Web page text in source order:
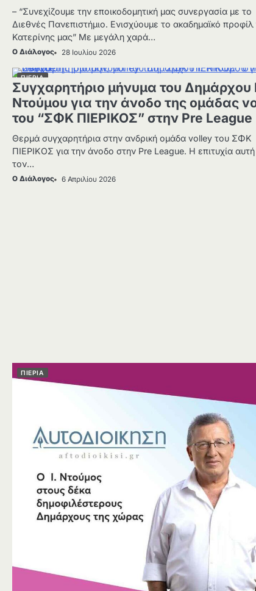
– “Συνεχίζουμε την εποικοδομητική μας συνεργασία με το
Διεθνές Πανεπιστήμιο. Ενισχύουμε το ακαδημαϊκό προφίλ
Κατερίνης μας” Με μεγάλη χαρά…
Ο Διάλογος 28 Ιουλίου 2026
ΠΙΕΡΙΑ
Συγχαρητήριο μήνυμα του Δημάρχου
Ντούμου για την άνοδο της ομάδας
του “ΣΦΚ ΠΙΕΡΙΚΟΣ” στην Pre League
Θερμά συγχαρητήρια στην ανδρική ομάδα volley του ΣΦΚ
ΠΙΕΡΙΚΟΣ για την άνοδο στην Pre League. Η επιτυχία αυτή
τον…
Ο Διάλογος 6 Απριλίου 2026
ΠΙΕΡΙΑ